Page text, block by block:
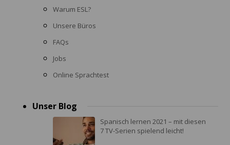
Warum ESL?
Unsere Büros
FAQs
Jobs
Online Sprachtest
Unser Blog
Spanisch lernen 2021 – mit diesen
7 TV-Serien spielend leicht!